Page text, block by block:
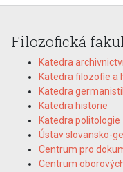
Filozofická
Katedra
Katedra filozofie a
Katedra
Katedra historie
Katedra politologie
Ústav slovansko-
Centrum pro
Centrum